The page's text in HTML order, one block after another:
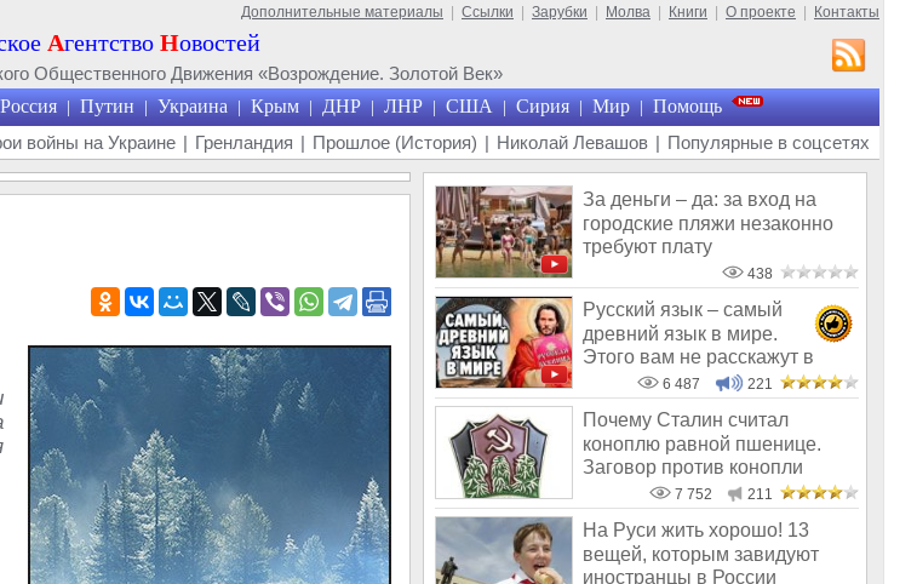
Дополнительные материалы Ссылки Зарубки Молва Книги О проекте Контакты
Агентство Новостей
Общественного Движения «Возрождение. Золотой Век»
Россия | Путин | Украина | Крым | ДНР | ЛНР | США | Сирия | Мир | Помощь
войны на Украине | Гренландия | Прошлое (История) | Николай Левашов | Популярные в соцсетях
За деньги – да: за вход на
городские пляжи незаконно
требуют плату
438
Русский язык – самый
древний язык в мире.
Этого вам не расскажут в
школе и СМИ
6 487 221
Почему Сталин считал
коноплю равной пшенице.
Заговор против конопли
7 752 211
На Руси жить хорошо! 13
вещей, которым завидуют
иностранцы в России